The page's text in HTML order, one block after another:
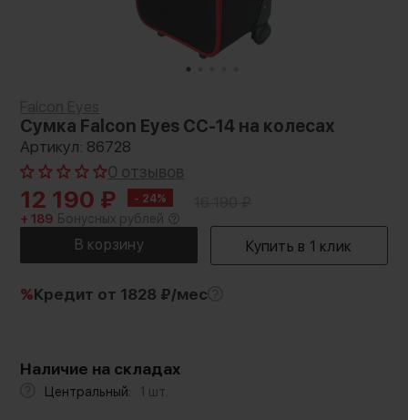
Сумка Falcon Eyes CC-14 на колесах
Артикул: 86728
0 отзывов
12 190 ₽ - 24%
+ 189 Бонусных рублей
%Кредит от 1828 ₽/мес
Наличие на складах
Центральный: 1 шт.